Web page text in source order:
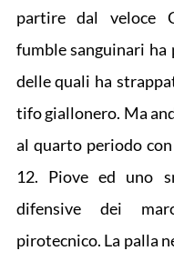
partire dal veloce
fumble sanguinari ha
delle quali ha
tifo giallonero. Ma
al quarto periodo
12. Piove ed uno
difensive dei
pirotecnico. La palla